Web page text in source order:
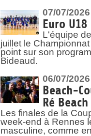
07/07/2026
Euro
L'équipe
juillet le
point sur son
Bideaud.
06/07/2026
Beach-
Ré
Les finales de la
week-end à Rennes
masculine, comme